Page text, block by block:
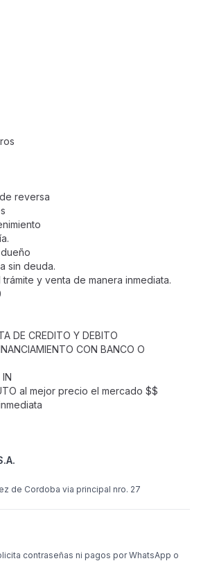
reversa
sin deuda.
y venta de manera inmediata.
DE CREDITO Y DEBITO
CON BANCO O
al mejor precio el mercado $$
de Cordoba via principal nro. 27
contraseñas ni pagos por WhatsApp o